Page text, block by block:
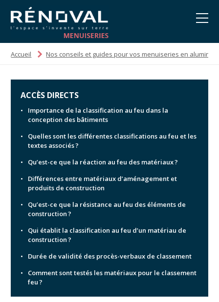
Accueil Nos conseils et guides pour vos menuiseries en
ACCÈS DIRECTS
Importance de la classification au feu dans la
conception des bâtiments
Quelles sont les différentes classifications au feu et les
textes associés ?
Qu’est-ce que la réaction au feu des matériaux ?
Différences entre matériaux d’aménagement et
produits de construction
Qu’est-ce que la résistance au feu des éléments de
construction ?
Qui établit la classification au feu d’un matériau de
construction ?
Durée de validité des procès-verbaux de classement
Comment sont testés les matériaux pour le classement
feu ?